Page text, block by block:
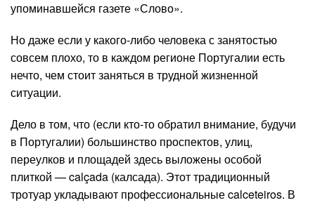
упоминавшейся газете «Слово».
Но даже если у какого-либо человека с занятостью
совсем плохо, то в каждом регионе Португалии есть
нечто, чем стоит заняться в трудной жизненной
ситуации.
Дело в том, что (если кто-то обратил внимание, будучи
в Португалии) большинство проспектов, улиц,
переулков и площадей здесь выложены особой
плиткой — calçada (калсада). Этот традиционный
тротуар укладывают профессиональные calceteiros. В